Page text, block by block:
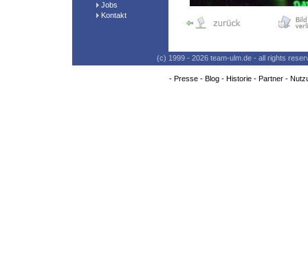
Jobs
Kontakt
(c) 1999 - 2026 team-ulm.de - all rights
- Presse- Blog- Historie- Partner-